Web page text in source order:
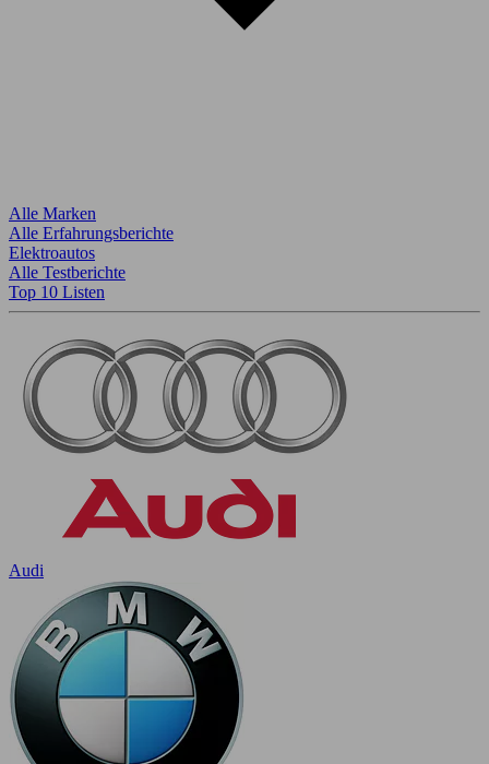
Alle Marken
Alle Erfahrungsberichte
Elektroautos
Alle Testberichte
Top 10 Listen
Audi